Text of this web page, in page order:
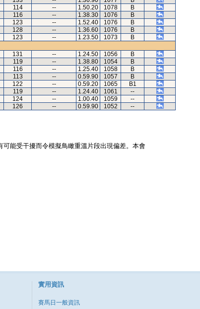
114 -- 1.50.20 1078
B
116 -- 1.38.30 1076
B
123 -- 1.52.40 1076
B
128 -- 1.36.60 1076
B
123 -- 1.23.50 1073
B
131 -- 1.24.50 1056
B
119 -- 1.38.80 1054
B
116 -- 1.25.40 1058
B
113 -- 0.59.90 1057
B
122 -- 0.59.20 1065
B1
119 -- 1.24.40 1061
--
124 -- 1.00.40 1059
--
126 -- 0.59.90 1052 --
能受干擾而令模擬鳥瞰重溫片段出現偏差。本會
實用資訊
賽馬日一般資訊